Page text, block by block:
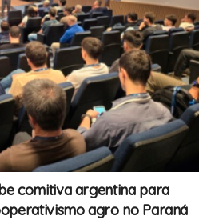
comitiva argentina para
agro no Paraná